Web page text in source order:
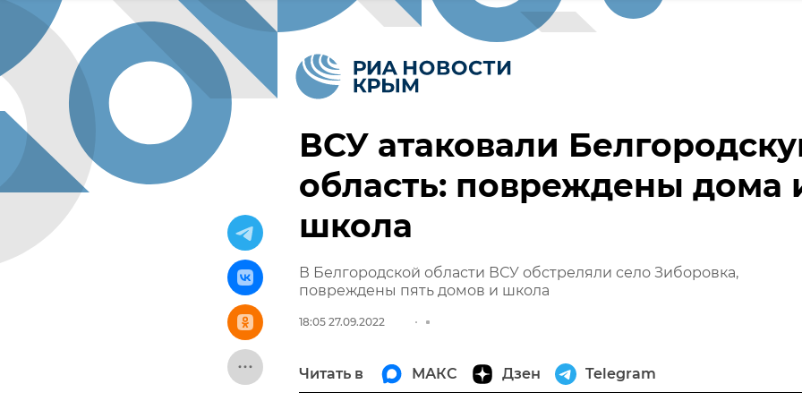
ВСУ атаковали
область: повреждены дома
школа
В Белгородской области ВСУ обстреляли село Зиборовка,
повреждены пять домов и школа
18:05 27.09.2022
Читать в МАКС Дзен Telegram